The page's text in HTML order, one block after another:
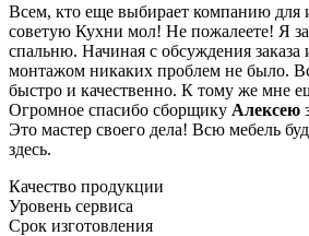
Всем, кто еще выбирает компанию для
советую Кухни мол! Не пожалеете! Я
спальню. Начиная с обсуждения заказа
монтажом никаких проблем не было.
быстро и качественно. К тому же мне
Огромное спасибо сборщику Алексею
Это мастер своего дела! Всю мебель
здесь.
Качество продукции
Уровень сервиса
Срок изготовления